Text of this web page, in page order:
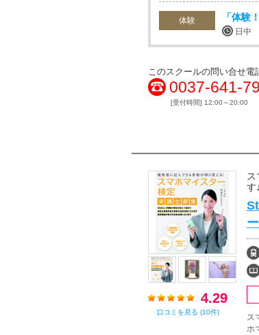
体験 「体験
日中
このスクールの問い合せ電
0037-641-
[受付時間] 12:00～20:00
4.29
口コミを見る (10件)
す
ス
ホ